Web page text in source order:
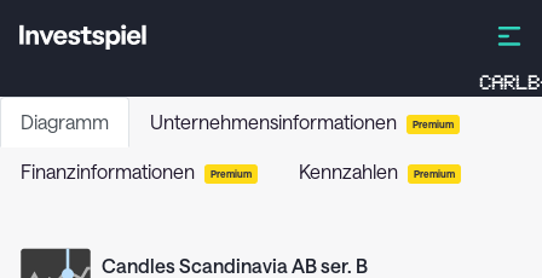
Diagramm Unternehmensinformationen Premium
Finanzinformationen Premium Kennzahlen Premium
Candles Scandinavia AB ser. B